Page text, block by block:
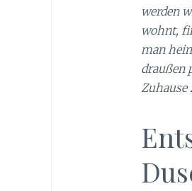
werden
wohnt,
man
draußen